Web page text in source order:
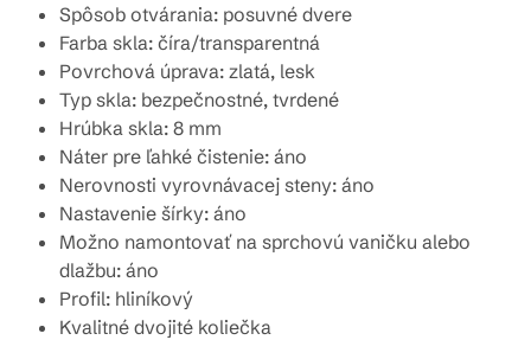
Spôsob otvárania: posuvné dvere
Farba skla: číra/transparentná
Povrchová úprava: zlatá, lesk
Typ skla: bezpečnostné, tvrdené
Hrúbka skla: 8 mm
Náter pre ľahké čistenie: áno
Nerovnosti vyrovnávacej steny: áno
Nastavenie šírky: áno
Možno namontovať na sprchovú vaničku alebo
dlažbu: áno
Profil: hliníkový
Kvalitné dvojité koliečka